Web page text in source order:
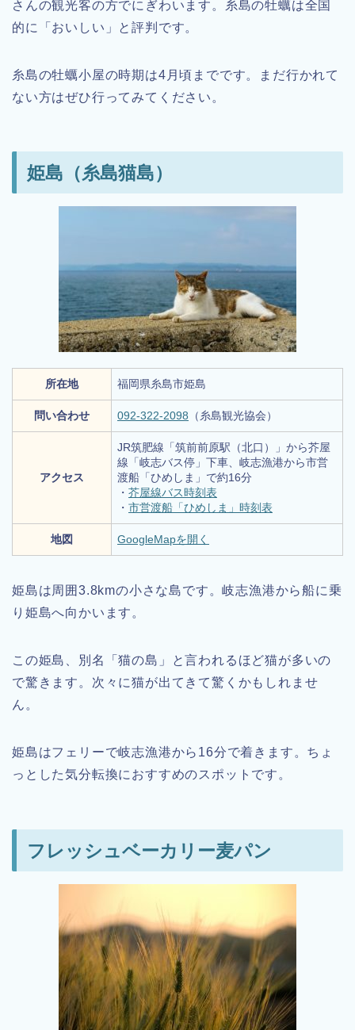
さんの観光客の方でにぎわいます。糸島の牡蠣は全国
的に「おいしい」と評判です。
糸島の牡蠣小屋の時期は4月頃までです。まだ行かれて
ない方はぜひ行ってみてください。
姫島（糸島猫島）
所在地 福岡県糸島市姫島
問い合わせ 092-322-2098 （糸島観光協会）
アクセス
JR筑肥線「筑前前原駅（北口）」から芥屋
線「岐志バス停」下車、岐志漁港から市営
渡船「ひめしま」で約16分
・ 芥屋線バス時刻表
・ 市営渡船「ひめしま」時刻表
地図 GoogleMapを開く
姫島は周囲3.8kmの小さな島です。岐志漁港から船に乗
り姫島へ向かいます。
この姫島、別名「猫の島」と言われるほど猫が多いの
で驚きます。次々に猫が出てきて驚くかもしれませ
ん。
姫島はフェリーで岐志漁港から16分で着きます。ちょ
っとした気分転換におすすめのスポットです。
フレッシュベーカリー麦パン